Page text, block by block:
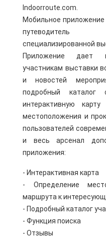
Indoorroute.com.
Мобильное приложение
путеводитель
специализированной
Приложение дает
участникам выставки
и новостей
подробный каталог
интерактивную
местоположения и
пользователей
и весь арсенал
приложения:
- Интерактивная карта
- Определение
маршрута к
- Подробный каталог
- Функция поиска
- Отзывы